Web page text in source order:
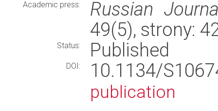
Academic press:
Russian
49(5), strony:
Status: Published
DOI: 10.1134/
publication